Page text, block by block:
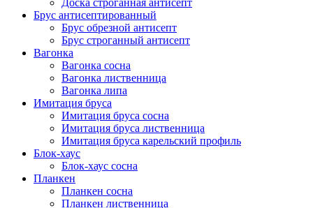
Доска строганная антисепт
Брус антисептированный
Брус обрезной антисепт
Брус строганный антисепт
Вагонка
Вагонка сосна
Вагонка лиственница
Вагонка липа
Имитация бруса
Имитация бруса сосна
Имитация бруса лиственница
Имитация бруса карельский профиль
Блок-хаус
Блок-хаус сосна
Планкен
Планкен сосна
Планкен лиственница